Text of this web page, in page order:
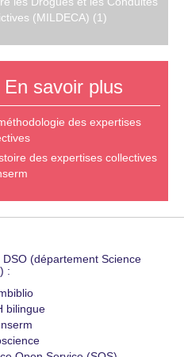
(MILDECA) (1)
En savoir plus
des expertises
des expertises collectives
DSO (département Science
:
bilingue